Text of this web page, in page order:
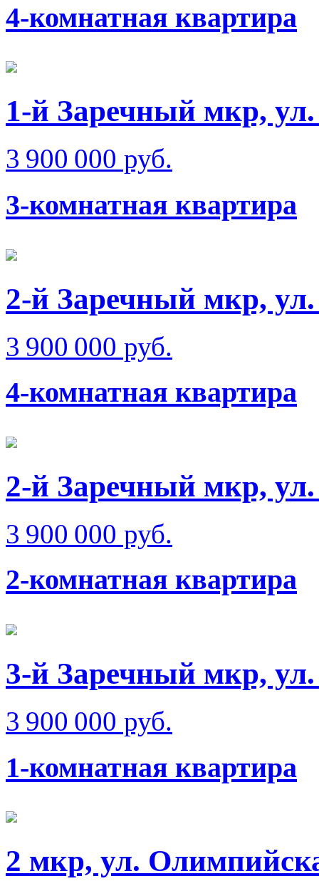
4-комнатная квартира
1-й Заречный мкр,
3 900 000 руб.
3-комнатная квартира
2-й Заречный мкр,
3 900 000 руб.
4-комнатная квартира
2-й Заречный мкр,
3 900 000 руб.
2-комнатная квартира
3-й Заречный мкр,
3 900 000 руб.
1-комнатная квартира
2 мкр, ул.